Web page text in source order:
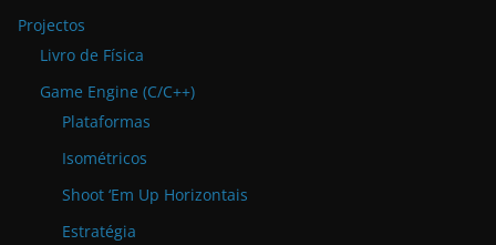
Projectos
Livro de Física
Game Engine (C/C++)
Plataformas
Isométricos
Shoot ‘Em Up Horizontais
Estratégia